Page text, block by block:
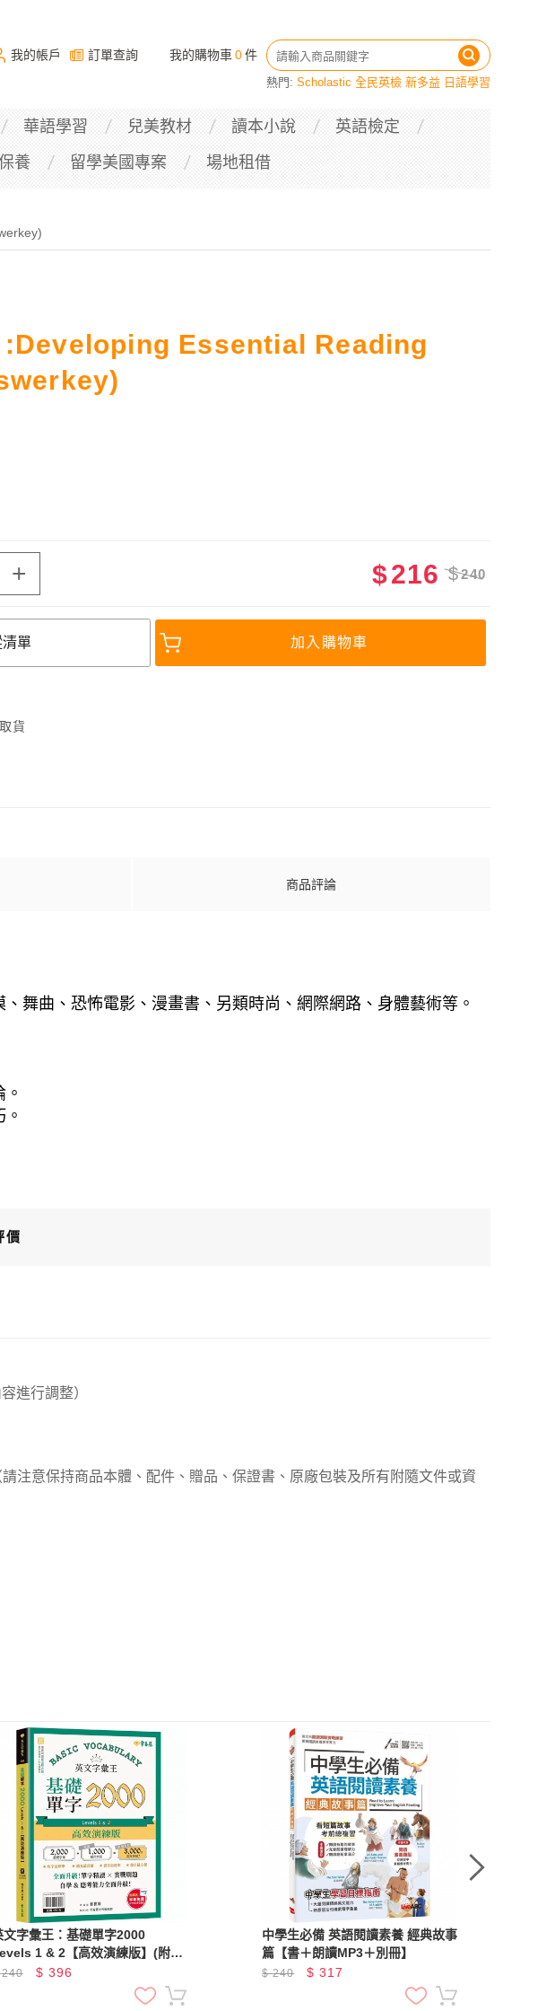
我的帳戶 訂單查詢 我的購物車 0件
熱門: Scholastic 全民英檢 新多益 日語學習
華語學習 兒美教材 讀本小說
英語檢定
養 留學美國專案 場地租借
Essential Reading
+ $216 $240
單 加入購物車
貨
商品評論
舞曲、恐怖電影、漫畫書、另類時尚、網際網路、身體藝術等。
價
進行調整）
注意保持商品本體、配件、贈品、保證書、原廠包裝及所有附隨文件或資
文字彙王：基礎單字2000
1 & 2【高效演練版】(附試
本，加碼送半年免費數位學習體
240 $ 396
中學生必備 英語閱讀素養 經典故事
篇【書＋朗讀MP3＋別冊】
$240 $317